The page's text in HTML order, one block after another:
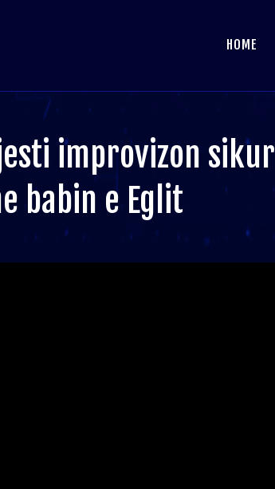
HOME
improvizon sikur
babin e Eglit